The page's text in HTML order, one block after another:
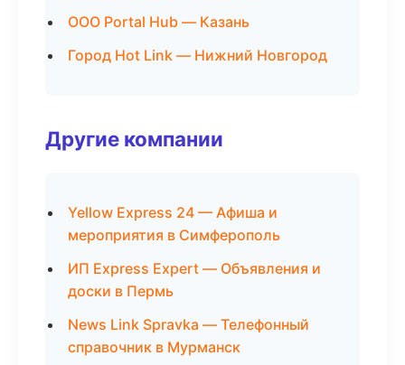
ООО Portal Hub — Казань
Город Hot Link — Нижний Новгород
Другие компании
Yellow Express 24 — Афиша и
мероприятия в Симферополь
ИП Express Expert — Объявления и
доски в Пермь
News Link Spravka — Телефонный
справочник в Мурманск